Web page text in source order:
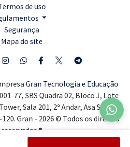
de uso
Segurança
Mapa do site
Gran Tecnologia e Educação
77, SBS Quadra 02, Bloco J, Lote
Sala 201, 2º Andar, Asa Sul,
120. Gran - 2026 © Todos os direitos
reservados ®